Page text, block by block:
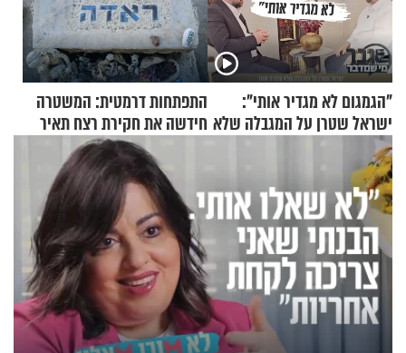
"הגמגום לא מגדיר אותי":
ישראל שטרן על המגבלה שלא
עוצרת אותו
התפתחות דרמטית: המשטרה
חידשה את חקירת רצח תאיר